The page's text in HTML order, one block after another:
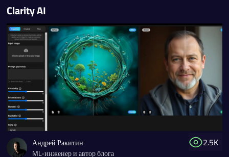
Clarity AI
2.5K
Андрей Ракитин
ML-инженер и автор блога